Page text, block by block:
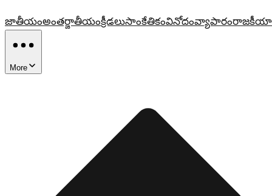
జాతీయంఅంతర్జాతీయంక్రీడలుసాంకేతికంవినోదంవ్యాపారం
More